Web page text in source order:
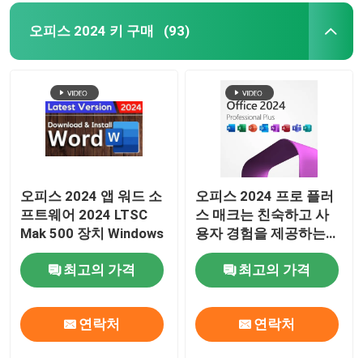
윈도우 11 전문가
윈도우 11 엔터프라이즈 키
윈도우 서버 2022
윈도 서버 2019년
SQL 2022 STD
오피스 2024 키 구매 (93)
오피스 2024 앱 워드 소
프트웨어 2024 LTSC
Mak 500 장치 Windows
최고의 가격
연락처
오피스 2024 프로 플러
스 매크는 친숙하고 사
용자 경험을 제공하는
윈도우와 원활하게 통합
됩니다최고의 가격
연락처